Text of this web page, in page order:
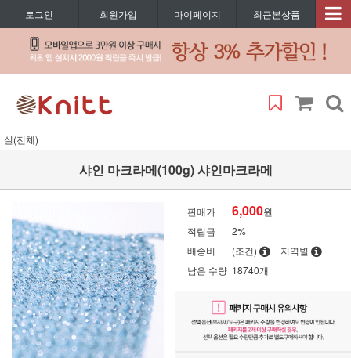
로그인 회원가입 마이페이지 최근본상품
실(전체)
샤인 마크라메(100g) 샤인마크라메
판매가 6,000원
적립금
2%
배송비
(조건)
지역별
남은 수량 18740개